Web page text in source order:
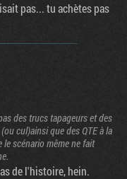
pas... tu achètes pas
des trucs tapageurs et des
cul)ainsi que des QTE à la
scénario même ne fait
de l'histoire, hein.